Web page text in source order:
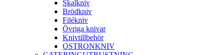
Skalkniv
Brödkniv
Filékniv
Övriga knivar
Knivtillbehör
OSTRONKNIV